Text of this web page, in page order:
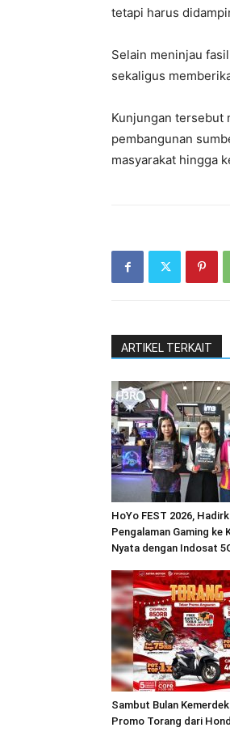
tetapi harus
Selain meninjau
sekaligus
Kunjungan tersebut
pembangunan
masyarakat hingga
ARTIKEL TERKAIT
HoYo FEST 2026,
Pengalaman Gaming ke
Nyata dengan Indosat
Sambut Bulan
Promo Torang dari